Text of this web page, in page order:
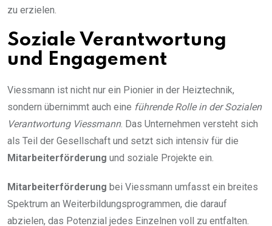
zu erzielen.
Soziale Verantwortung
und Engagement
Viessmann ist nicht nur ein Pionier in der Heiztechnik,
sondern übernimmt auch eine führende Rolle in der Sozialen
Verantwortung Viessmann. Das Unternehmen versteht sich
als Teil der Gesellschaft und setzt sich intensiv für die
Mitarbeiterförderung und soziale Projekte ein.
Mitarbeiterförderung bei Viessmann umfasst ein breites
Spektrum an Weiterbildungsprogrammen, die darauf
abzielen, das Potenzial jedes Einzelnen voll zu entfalten.